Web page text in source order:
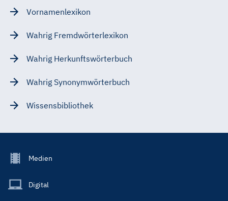
Vornamenlexikon
Wahrig Fremdwörterlexikon
Wahrig Herkunftswörterbuch
Wahrig Synonymwörterbuch
Wissensbibliothek
Footer
Main
Medien
Digital